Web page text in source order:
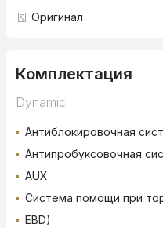
Оригинал
Комплектация
Dynamic
Антиблокировочная
Антипробуксовочная
AUX
Система помощи при
EBD)